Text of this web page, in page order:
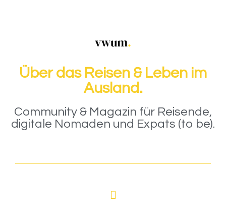
Über das Reisen & Leben im
Ausland.
Community & Magazin für Reisende,
digitale Nomaden und Expats (to be).